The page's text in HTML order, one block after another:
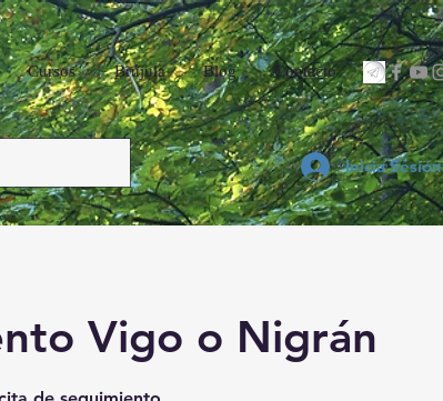
Cursos Brújula Blog Contacto
Inicia Sesión
Vigo o Nigrán